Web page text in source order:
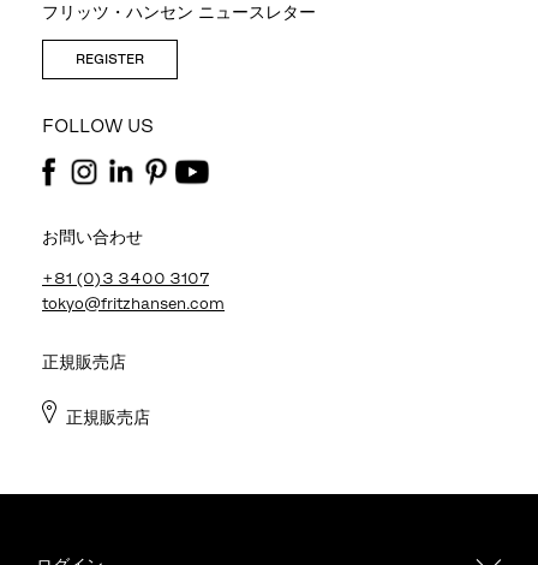
フリッツ・ハンセン ニュースレター
REGISTER
FOLLOW US
お問い合わせ
+81 (0)3 3400 3107
tokyo@fritzhansen.com
正規販売店
正規販売店